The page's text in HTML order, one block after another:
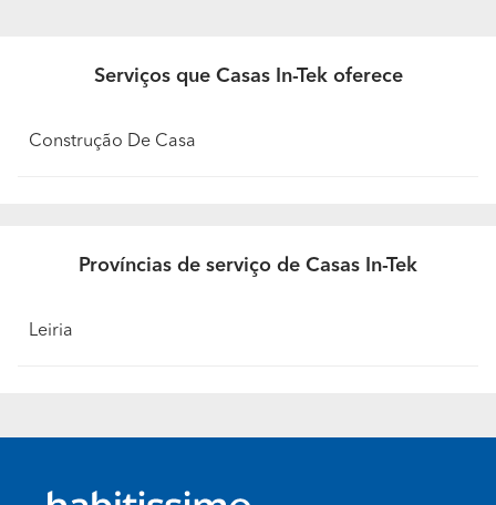
Serviços que Casas In-Tek oferece
Construção De Casa
Províncias de serviço de Casas In-Tek
Leiria